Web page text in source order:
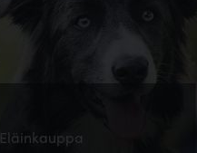
Eläinkauppa